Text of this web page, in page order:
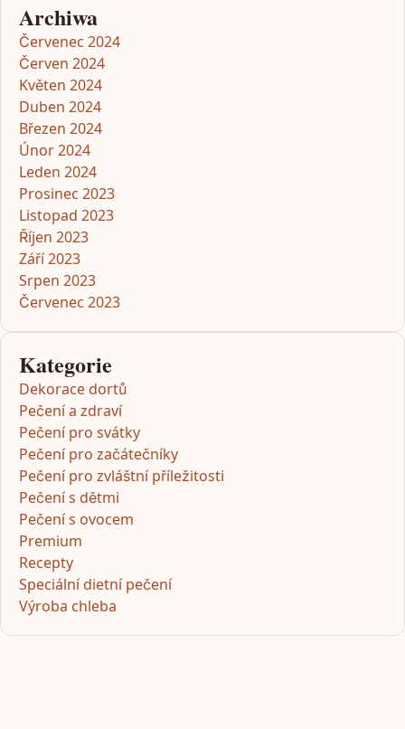
Archiwa
Červenec 2024
Červen 2024
Květen 2024
Duben 2024
Březen 2024
Únor 2024
Leden 2024
Prosinec 2023
Listopad 2023
Říjen 2023
Září 2023
Srpen 2023
Červenec 2023
Kategorie
Dekorace dortů
Pečení a zdraví
Pečení pro svátky
Pečení pro začátečníky
Pečení pro zvláštní příležitosti
Pečení s dětmi
Pečení s ovocem
Premium
Recepty
Speciální dietní pečení
Výroba chleba